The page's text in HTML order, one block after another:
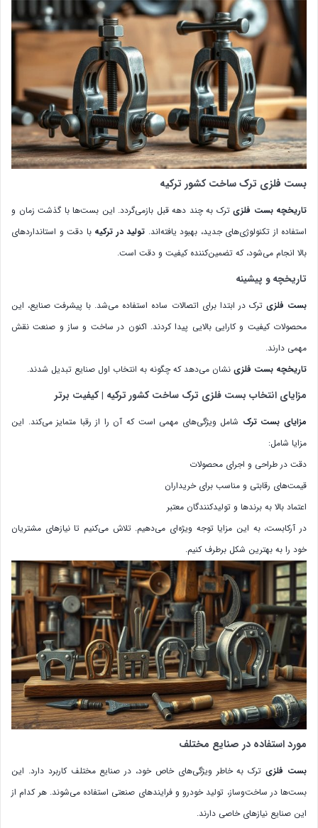
بست فلزی ترک ساخت کشور ترکیه
تاریخچه بست فلزی ترک به چند دهه قبل بازمی‌گردد. این بست‌ها با گذشت زمان و
استفاده از تکنولوژی‌های جدید، بهبود یافته‌اند. تولید در ترکیه با دقت و استانداردهای
بالا انجام می‌شود، که تضمین‌کننده کیفیت و دقت است.
تاریخچه و پیشینه
بست فلزی ترک در ابتدا برای اتصالات ساده استفاده می‌شد. با پیشرفت صنایع، این
محصولات کیفیت و کارایی بالایی پیدا کردند. اکنون در ساخت و ساز و صنعت نقش
مهمی دارند.
تاریخچه بست فلزی نشان می‌دهد که چگونه به انتخاب اول صنایع تبدیل شدند.
مزایای انتخاب بست فلزی ترک ساخت کشور ترکیه | کیفیت برتر
مزایای بست ترک شامل ویژگی‌های مهمی است که آن را از رقبا متمایز می‌کند. این
مزایا شامل:
دقت در طراحی و اجرای محصولات
قیمت‌های رقابتی و مناسب برای خریداران
اعتماد بالا به برندها و تولیدکنندگان معتبر
در آرکابست، به این مزایا توجه ویژه‌ای می‌دهیم. تلاش می‌کنیم تا نیازهای مشتریان
خود را به بهترین شکل برطرف کنیم.
مورد استفاده در صنایع مختلف
بست فلزیترک به خاطر ویژگی‌های خاص خود، در صنایع مختلف کاربرد دارد. این
بست‌ها در ساخت‌وساز، تولید خودرو و فرایندهای صنعتی استفاده می‌شوند. هر کدام از
این صنایع نیازهای خاصی دارند.